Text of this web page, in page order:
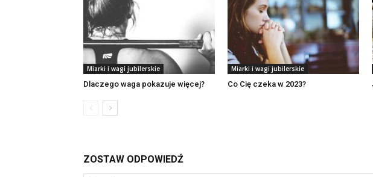
Miarki i wagi jubilerskie
Dlaczego waga pokazuje więcej?
Miarki i wagi jubilerskie
Co Cię czeka w 2023?
ZOSTAW ODPOWIEDŹ